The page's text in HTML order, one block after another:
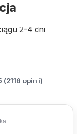
2-4 dni
(2116 opinii)